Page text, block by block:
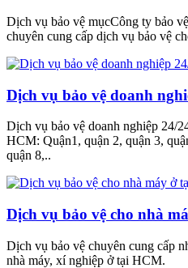
Dịch vụ bảo vệ mụcCông ty bảo
chuyên cung cấp dịch vụ bảo vệ
Dịch vụ bảo vệ doanh
Dịch vụ bảo vệ doanh nghiệp 24/
HCM: Quận1, quận 2, quận 3,
quận 8,..
Dịch vụ bảo vệ cho nhà
Dịch vụ bảo vệ chuyên cung cấp
nhà máy, xí nghiệp ở tại HCM.